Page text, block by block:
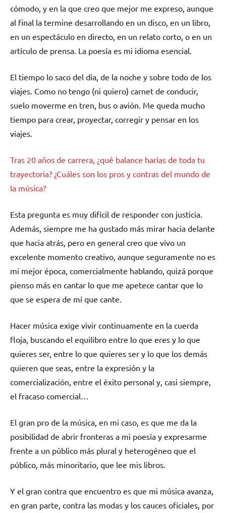
cómodo, y en la que creo que mejor me expreso, aunque
al final la termine desarrollando en un disco, en un libro,
en un espectáculo en directo, en un relato corto, o en un
artículo de prensa. La poesía es mi idioma esencial.
El tiempo lo saco del día, de la noche y sobre todo de los
viajes. Como no tengo (ni quiero) carnet de conducir,
suelo moverme en tren, bus o avión. Me queda mucho
tiempo para crear, proyectar, corregir y pensar en los
viajes.
Tras 20 años de carrera, ¿qué balance harías de toda tu
trayectoria? ¿Cuáles son los pros y contras del mundo de
la música?
Esta pregunta es muy difícil de responder con justicia.
Además, siempre me ha gustado más mirar hacia delante
que hacia atrás, pero en general creo que vivo un
excelente momento creativo, aunque seguramente no es
mi mejor época, comercialmente hablando, quizá porque
pienso más en cantar lo que me apetece cantar que lo
que se espera de mí que cante.
Hacer música exige vivir continuamente en la cuerda
floja, buscando el equilibro entre lo que eres y lo que
quieres ser, entre lo que quieres ser y lo que los demás
quieren que seas, entre la expresión y la
comercialización, entre el éxito personal y, casi siempre,
el fracaso comercial…
El gran pro de la música, en mi caso, es que me da la
posibilidad de abrir fronteras a mi poesía y expresarme
frente a un público más plural y heterogéneo que el
público, más minoritario, que lee mis libros.
Y el gran contra que encuentro es que mi música avanza,
en gran parte, contra las modas y los cauces oficiales, por